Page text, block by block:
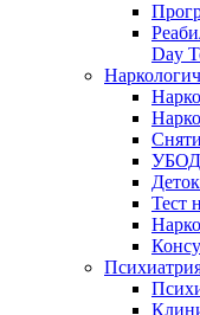
Day
УБОД
Тест